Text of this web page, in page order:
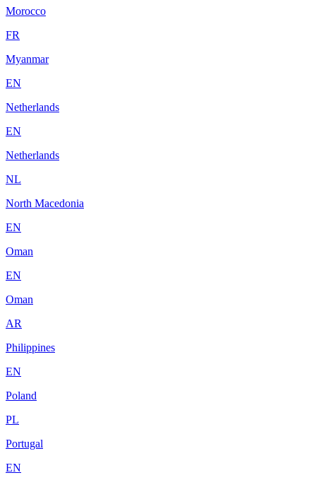
Morocco
FR
Myanmar
EN
Netherlands
EN
Netherlands
NL
North Macedonia
EN
Oman
EN
Oman
AR
Philippines
EN
Poland
PL
Portugal
EN